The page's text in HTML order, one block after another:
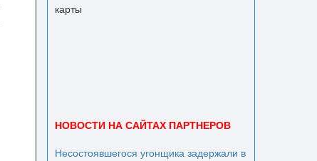
НОВОСТИ НА САЙТАХ ПАРТНЕРОВ
Несостоявшегося угонщика задержали в